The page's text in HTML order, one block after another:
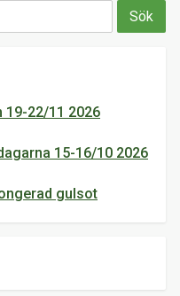
19-22/11 2026
15-16/10 2026
gulsot